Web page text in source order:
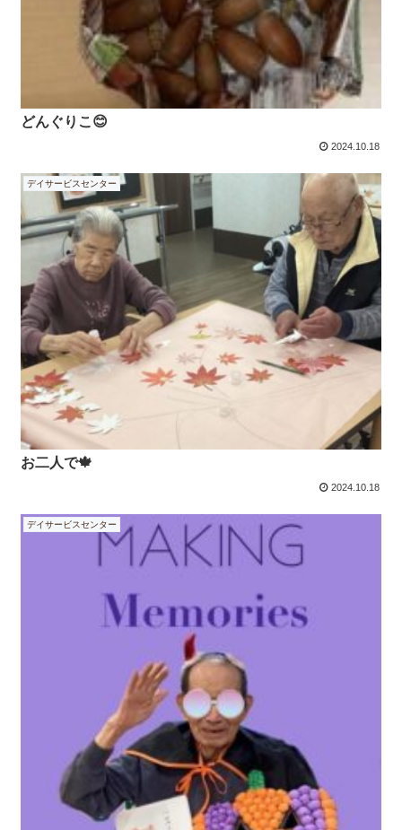
どんぐりこ😊
2024.10.18
デイサービスセンター
お二人で🍁
2024.10.18
デイサービスセンター